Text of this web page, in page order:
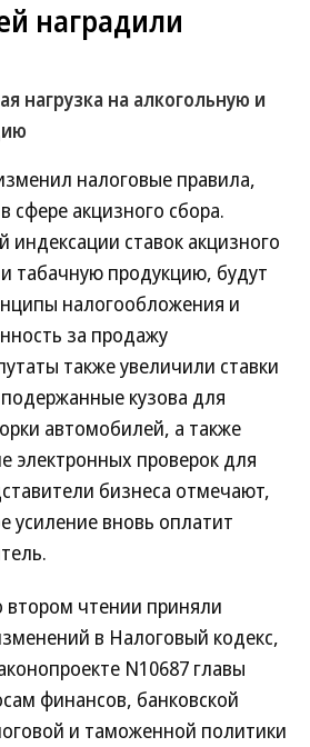
наградили
нагрузка на алкогольную и
налоговые правила,
сфере акцизного сбора.
ставок акцизного
табачную продукцию, будут
налогообложения и
за продажу
также увеличили ставки
кузова для
автомобилей, а также
электронных проверок для
бизнеса отмечают,
усиление вновь оплатит
втором чтении приняли
в Налоговый кодекс,
N10687 главы
финансов, банковской
и таможенной политики